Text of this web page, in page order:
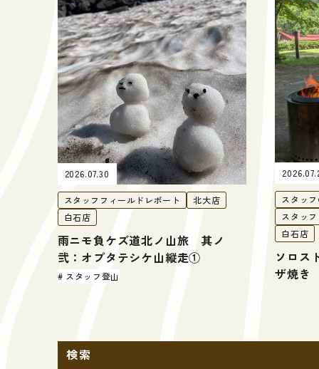
2026.07.30
スタッフフィールドレポート
北大店
白石店
雨ニモ負ケズ道北ノ山旅 其ノ
弐：オプタテシケ山縦走①
スタッフ登山
スタッ
スタッ
白石店
ソロス
ザ焼き
検索